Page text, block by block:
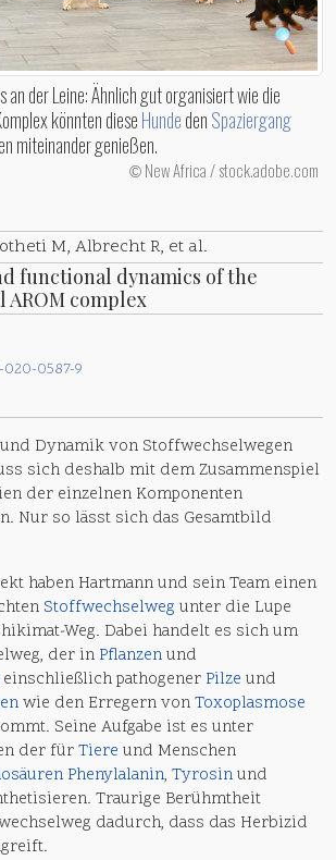
an der Leine: Ähnlich gut organisiert wie die
könnten dieseHundedenSpaziergang
miteinander genießen.
© New Africa / stock.adobe.com
M, Albrecht R, et al.
functional dynamics of the
complex
020-0587-9
Dynamik von Stoffwechselwegen
sich deshalb mit dem Zusammenspiel
der einzelnen Komponenten
Nur so lässt sich das Gesamtbild
haben Hartmann und sein Team einen
Stoffwechselweg unter die Lupe
Weg. Dabei handelt es sich um
der in Pflanzenund
einschließlich pathogener Pilze und
wie den Erregern vonToxoplasmose
Seine Aufgabe ist es unter
der fürTiere und Menschen
Phenylalanin, Tyrosinund
Traurige Berühmtheit
dadurch, dass das Herbizid